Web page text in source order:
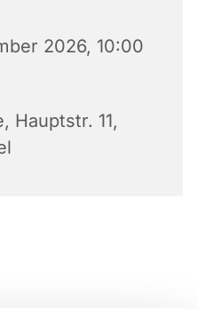
2026, 10:00
Hauptstr. 11,